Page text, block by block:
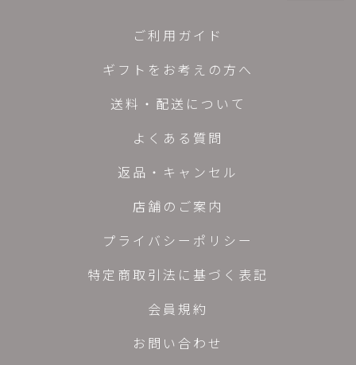
ご利用ガイド
ギフトをお考えの方へ
送料・配送について
よくある質問
返品・キャンセル
店舗のご案内
プライバシーポリシー
特定商取引法に基づく表記
会員規約
お問い合わせ